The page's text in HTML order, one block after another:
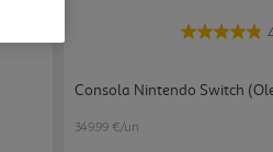
Consola Nintendo Switch
349.99 €/un